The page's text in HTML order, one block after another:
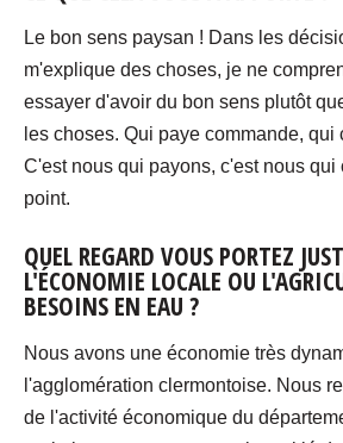
Le bon sens paysan ! Dans les
m'explique des choses, je ne
essayer d'avoir du bon sens plutôt
les choses. Qui paye commande, qui
C'est nous qui payons, c'est nous qui
point.
QUEL REGARD VOUS PORTEZ
L'ÉCONOMIE LOCALE OU
BESOINS EN EAU ?
Nous avons une économie très
l'agglomération clermontoise. Nous
de l'activité économique du